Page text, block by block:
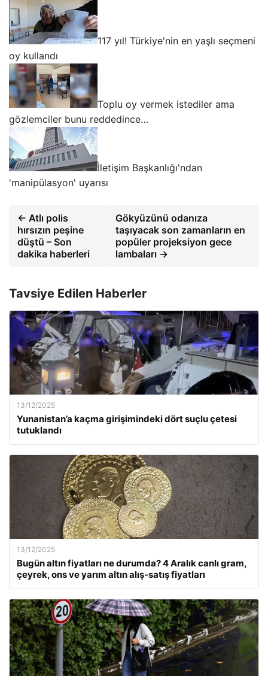
117 yıl! Türkiye'nin en yaşlı seçmeni
oy kullandı
Toplu oy vermek istediler ama
gözlemciler bunu reddedince…
İletişim Başkanlığı'ndan
'manipülasyon' uyarısı
← Atlı polis
hırsızın peşine
düştü – Son
dakika haberleri
Gökyüzünü odanıza
taşıyacak son zamanların en
popüler projeksiyon gece
lambaları →
Tavsiye Edilen Haberler
13/12/2025
Yunanistan’a kaçma girişimindeki dört suçlu çetesi
tutuklandı
13/12/2025
Bugün altın fiyatları ne durumda? 4 Aralık canlı gram,
çeyrek, ons ve yarım altın alış-satış fiyatları